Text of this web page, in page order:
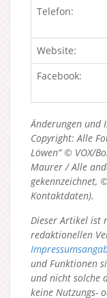
Telefon:
Website:
Facebook:
Änderungen und
Copyright: Alle
Löwen“ © VOX/
Maurer / Alle
gekennzeichnet,
Kontaktdaten).
Dieser Artikel ist
redaktionellen
und Funktionen
und nicht solche
keine Nutzungs-